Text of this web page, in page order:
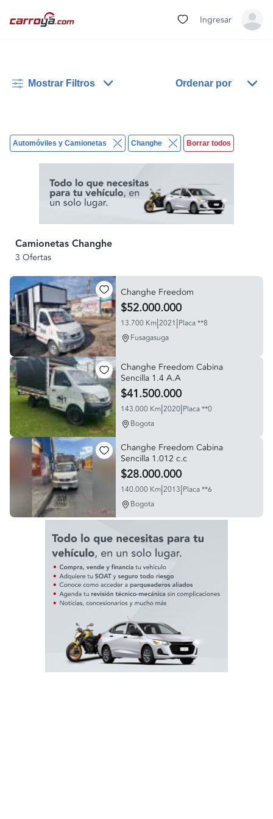
Ingresar
Mostrar Filtros Ordenar por
Automóviles y Camionetas Changhe Borrar todos
Camionetas Changhe
3 Ofertas
Changhe Freedom
$52.000.000
13.700 Km|2021|Placa **8
Fusagasuga
Changhe Freedom Cabina
Sencilla 1.4 A.A
$41.500.000
143.000 Km|2020|Placa **0
Bogota
Changhe Freedom Cabina
Sencilla 1.012 c.c
$28.000.000
140.000 Km|2013|Placa **6
Bogota